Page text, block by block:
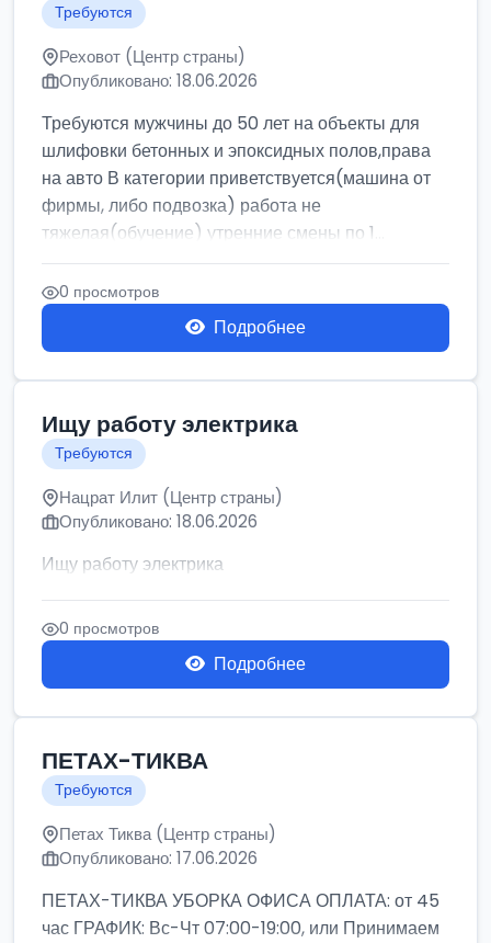
Требуются
Реховот (Центр страны)
Опубликовано: 18.06.2026
Требуются мужчины до 50 лет на объекты для
шлифовки бетонных и эпоксидных полов,права
на авто В категории приветствуется(машина от
фирмы, либо подвозка) работа не
тяжелая(обучение) утренние смены по 1...
0 просмотров
Подробнее
Ищу работу электрика
Требуются
Нацрат Илит (Центр страны)
Опубликовано: 18.06.2026
Ищу работу электрика
0 просмотров
Подробнее
ПЕТАХ-ТИКВА
Требуются
Петах Тиква (Центр страны)
Опубликовано: 17.06.2026
ПЕТАХ-ТИКВА УБОРКА ОФИСА ОПЛАТА: от 45
час ГРАФИК: Вс-Чт 07:00-19:00, или Принимаем